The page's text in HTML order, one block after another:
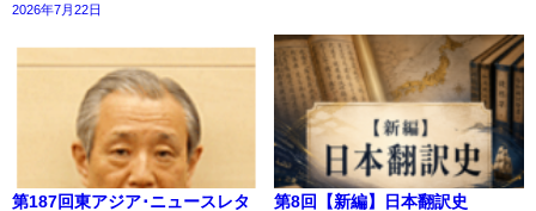
2026年7月22日
第187回東アジア･ニュースレタ
第8回【新編】日本翻訳史